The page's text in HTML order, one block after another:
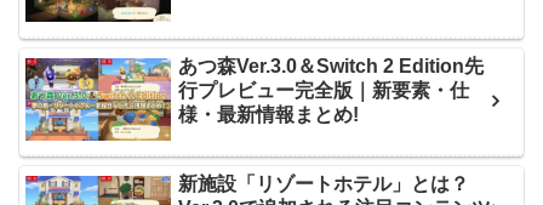
あつ森Ver.3.0＆Switch 2 Edition先
行プレビュー完全版｜新要素・仕
様・最新情報まとめ!
新施設「リゾートホテル」とは？